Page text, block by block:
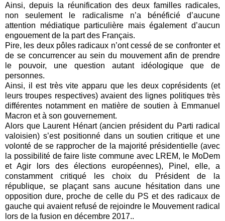
Ainsi, depuis la réunification des deux familles radicales,
non seulement le radicalisme n’a bénéficié d’aucune
attention médiatique particulière mais également d’aucun
engouement de la part des Français.
Pire, les deux pôles radicaux n’ont cessé de se confronter et
de se concurrencer au sein du mouvement afin de prendre
le pouvoir, une question autant idéologique que de
personnes.
Ainsi, il est très vite apparu que les deux coprésidents (et
leurs troupes respectives) avaient des lignes politiques très
différentes notamment en matière de soutien à Emmanuel
Macron et à son gouvernement.
Alors que Laurent Hénart (ancien président du Parti radical
valoisien) s’est positionné dans un soutien critique et une
volonté de se rapprocher de la majorité présidentielle (avec
la possibilité de faire liste commune avec LREM, le MoDem
et Agir lors des élections européennes), Pinel, elle, a
constamment critiqué les choix du Président de la
république, se plaçant sans aucune hésitation dans une
opposition dure, proche de celle du PS et des radicaux de
gauche qui avaient refusé de rejoindre le Mouvement radical
lors de la fusion en décembre 2017..